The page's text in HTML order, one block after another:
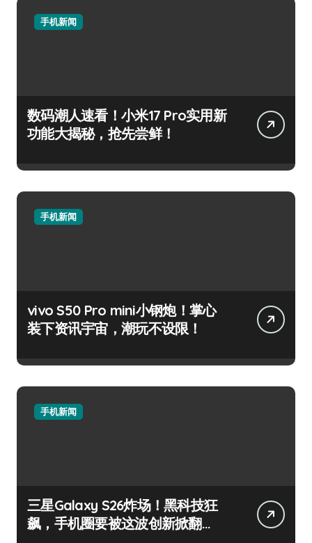
手机新闻
数码潮人速看！小米17 Pro实用新
功能大揭秘，抢先尝鲜！
手机新闻
vivo S50 Pro mini小钢炮！掌心
装下资讯宇宙，潮玩不设限！
手机新闻
三星Galaxy S26炸场！黑科技狂
飙，手机圈要被这波创新掀翻